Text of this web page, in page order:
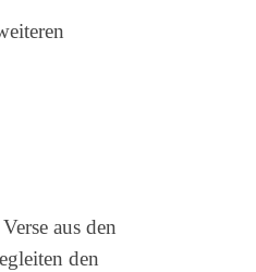
aus den
den